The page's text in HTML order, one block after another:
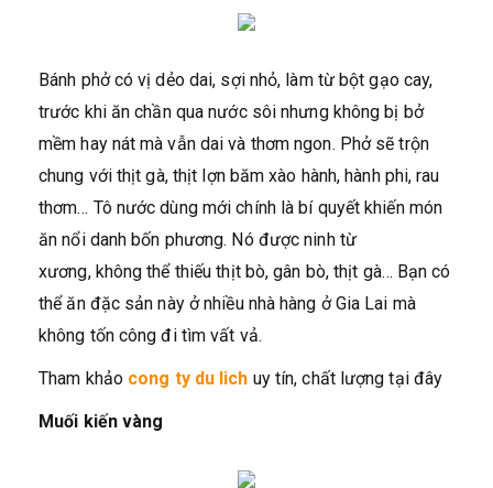
Bánh phở có vị dẻo dai, sợi nhỏ, làm từ bột gạo cay,
trước khi ăn chần qua nước sôi nhưng không bị bở
mềm hay nát mà vẫn dai và thơm ngon. Phở sẽ trộn
chung với thịt gà, thịt lợn băm xào hành, hành phi, rau
thơm… Tô nước dùng mới chính là bí quyết khiến món
ăn nổi danh bốn phương. Nó được ninh từ
xương, không thể thiếu thịt bò, gân bò, thịt gà… Bạn có
thể ăn đặc sản này ở nhiều nhà hàng ở Gia Lai mà
không tốn công đi tìm vất vả.
Tham khảo cong ty du lich uy tín, chất lượng tại đây
Muối kiến vàng